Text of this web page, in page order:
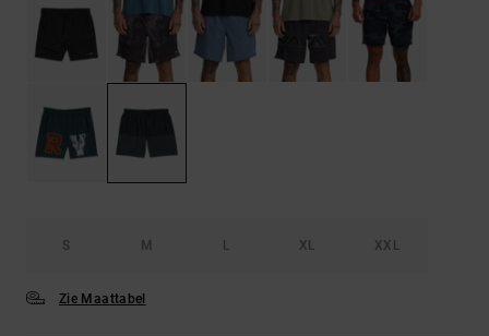
S M L XL XXL
Zie Maattabel